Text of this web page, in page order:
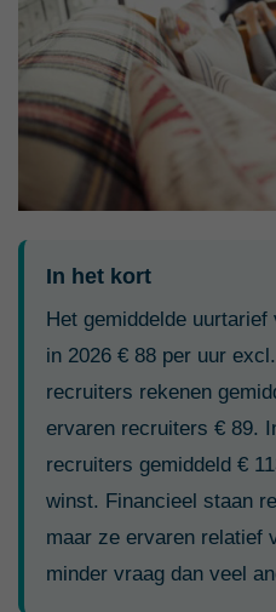
In het kort
Het gemiddelde
in 2026 € 88 per uur
recruiters rekenen
ervaren recruiters € 89.
recruiters gemiddeld €
winst. Financieel staan
maar ze ervaren relatief
minder vraag dan veel